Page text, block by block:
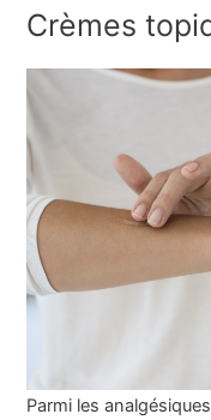
Crèmes
Parmi les